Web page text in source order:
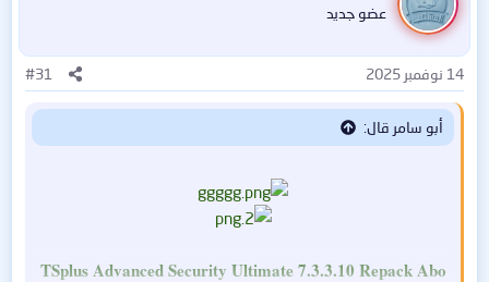
موقع البرنامجـــ :
قم بتأمين خوادم التطبيقات وسطح المكتب البعيد ببضع نقرات
فقط. قم بحظر المتسللين وحماية البنية التحتية لتكنولوجيا
السيبراني الشاملة TSplus Advanced Security Ultimate!
عضو جديد
14 نوفمبر 2025 #31
أبو سامر قال:
TSplus Advanced Security Ultimate 7.3.3.10 Repack Abo